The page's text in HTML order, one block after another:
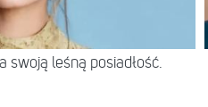
leśną posiadłość.